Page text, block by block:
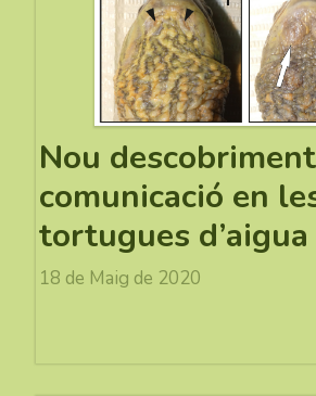
Nou
comunicació en
tortugues d’aigua
18 de Maig de 2020